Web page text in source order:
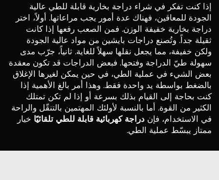
إذا كنت تفكر في شراء دراجة بخارية قابلة للطي عالية
الجودة للمعاقين، فهناك عدة أمور يجب مراعاتها. أولاً، اختر
دراجة بخارية خفيفة الوزن. فمن الصعب رفعها إذا كانت
ثقيلة جداً. وتُصنع دراجات بايشين من مواد عالية الجودة
ولكن خفيفة، مما يجعل نقلها سهلاً للغاية. ثانياً، جرّب مدى
سهولة طيّ الدراجة وفتحها. فبعض الدراجات قد تكون معقدة
بعض الشيء في عملية الطي، في حين يمكن لغيرها الإغلاق
بالضغط بواسطة يد واحدة فقط. وهذا أمر بالغ الأهمية إذا
كنت بحاجة إلى القيام بذلك بسرعة أو إذا لم تكن تمتلك
الكثير من القوة. أما بالنسبة لأولئك المهتمين بالتنقّل والراحة
في الاستخدام، فإن دراجة كهربائية قابلة للطي تلقائيًا خيار
ممتاز يبسّط عملية الطي.